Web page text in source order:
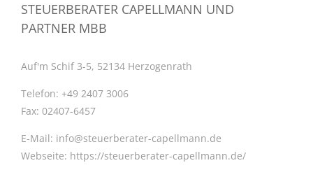
STEUERBERATER CAPELLMANN UND
PARTNER MBB
Auf'm Schif 3-5, 52134 Herzogenrath
Telefon: +49 2407 3006
Fax: 02407-6457
E-Mail: info@steuerberater-capellmann.de
Webseite: https://steuerberater-capellmann.de/